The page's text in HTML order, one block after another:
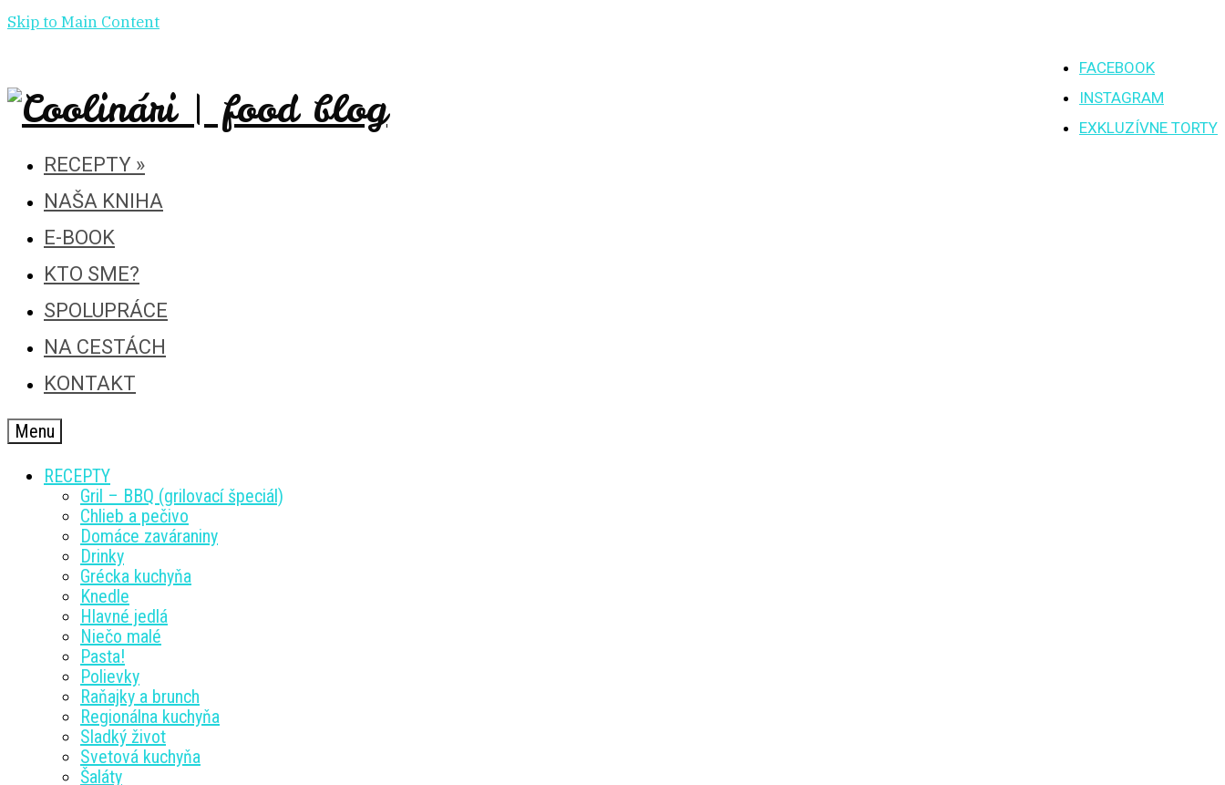
Skip to Main Content
FACEBOOK
INSTAGRAM
EXKLUZÍVNE TORTY
RECEPTY »
NAŠA KNIHA
E-BOOK
KTO SME?
SPOLUPRÁCE
NA CESTÁCH
KONTAKT
Menu
RECEPTY
Gril – BBQ (grilovací špeciál)
Chlieb a pečivo
Domáce zaváraniny
Drinky
Grécka kuchyňa
Knedle
Hlavné jedlá
Niečo malé
Pasta!
Polievky
Raňajky a brunch
Regionálna kuchyňa
Sladký život
Svetová kuchyňa
Šaláty